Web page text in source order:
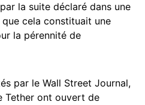
la suite déclaré dans une
cela constituait une
la pérennité de
par le Wall Street Journal,
Tether ont ouvert de